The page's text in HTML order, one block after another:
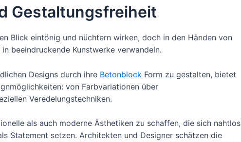
Gestaltungsfreiheit
Blick eintönig und nüchtern wirken, doch in den Händen von
beeindruckende Kunstwerke verwandeln.
Designs durch ihre Betonblock Form zu gestalten, bietet
von Farbvariationen über
Veredelungstechniken.
als auch moderne Ästhetiken zu schaffen, die sich nahtlos
Statement setzen. Architekten und Designer schätzen die